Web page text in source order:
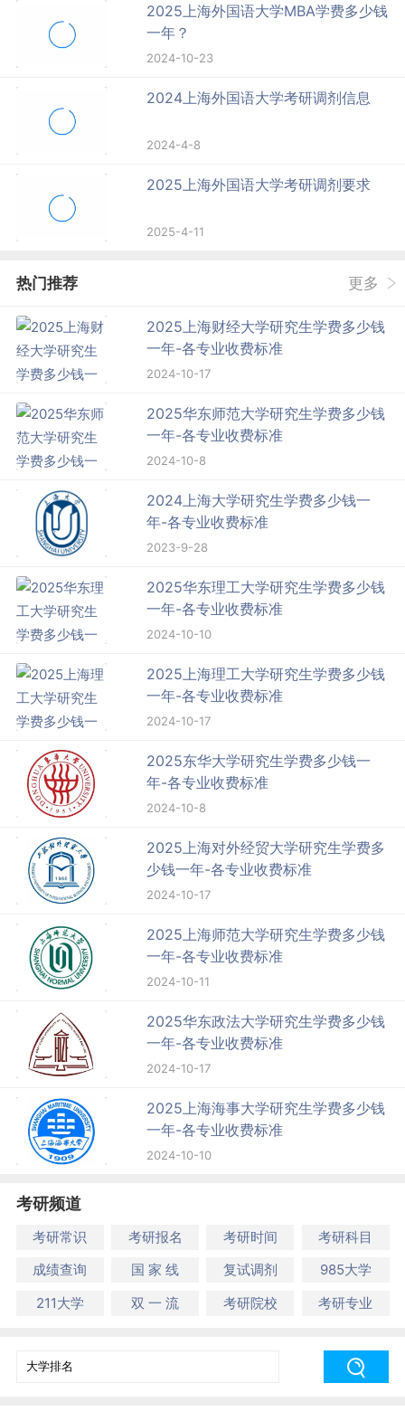
2025上海外国语大学MBA学费多少钱
一年？
2024-10-23
2024上海外国语大学考研调剂信息
2024-4-8
2025上海外国语大学考研调剂要求
2025-4-11
热门推荐 更多
2025上海财经大学研究生学费多少钱
一年-各专业收费标准
2024-10-17
2025华东师范大学研究生学费多少钱
一年-各专业收费标准
2024-10-8
2024上海大学研究生学费多少钱一
年-各专业收费标准
2023-9-28
2025华东理工大学研究生学费多少钱
一年-各专业收费标准
2024-10-10
2025上海理工大学研究生学费多少钱
一年-各专业收费标准
2024-10-17
2025东华大学研究生学费多少钱一
年-各专业收费标准
2024-10-8
2025上海对外经贸大学研究生学费多
少钱一年-各专业收费标准
2024-10-17
2025上海师范大学研究生学费多少钱
一年-各专业收费标准
2024-10-11
2025华东政法大学研究生学费多少钱
一年-各专业收费标准
2024-10-17
2025上海海事大学研究生学费多少钱
一年-各专业收费标准
2024-10-10
考研频道
考研常识 考研报名 考研时间
考研科目
成绩查询
国 家 线 复试调剂
985大学
211大学
双 一 流 考研院校 考研专业